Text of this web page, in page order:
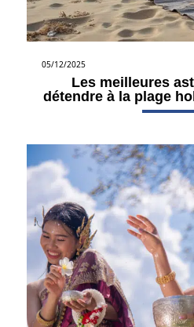
05/12/2025
Les meilleures
détendre à la plage